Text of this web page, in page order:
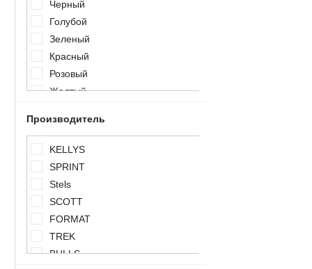
Черный
Голубой
Зеленый
Красный
Розовый
Желтый
Серый
Производитель
KELLYS
SPRINT
Stels
SCOTT
FORMAT
TREK
BULLS